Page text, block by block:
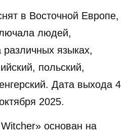
в Восточной Европе,
людей,
различных языках,
польский,
Дата выхода 4
2025.
основан на